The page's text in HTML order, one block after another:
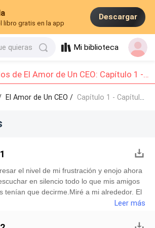
libro gratis en la app
Descargar
quieras Mi biblioteca
Todos los capítulos de El Amor de Un CEO: Capítulo 1 - Capítulo 10
El Amor de Un CEO / Capítulo 1 - Capítulo 10
el nivel de mi frustración y enojo ahora
en silencio todo lo que mis amigos
tenían que decirme.Miré a mi alrededor. El
conocido, así que está lleno en este
creer que esté escuchando esta mierda.No
Leer más